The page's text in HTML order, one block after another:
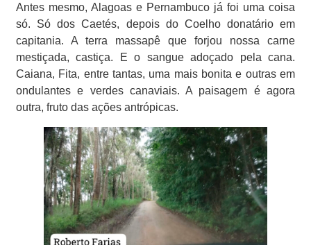
Antes mesmo, Alagoas e Pernambuco já foi uma coisa
só. Só dos Caetés, depois do Coelho donatário em
capitania. A terra massapê que forjou nossa carne
mestiçada, castiça. E o sangue adoçado pela cana.
Caiana, Fita, entre tantas, uma mais bonita e outras em
ondulantes e verdes canaviais. A paisagem é agora
outra, fruto das ações antrópicas.